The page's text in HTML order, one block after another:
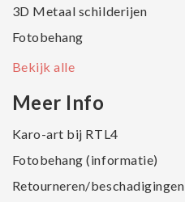
3D Metaal schilderijen
Fotobehang
Bekijk alle
Meer Info
Karo-art bij RTL4
Fotobehang (informatie)
Retourneren/beschadigingen